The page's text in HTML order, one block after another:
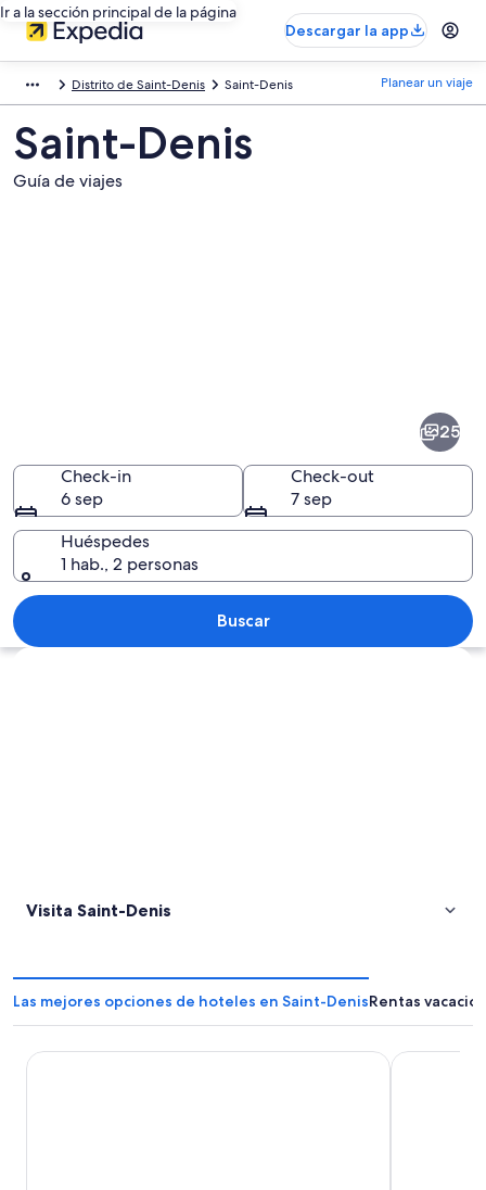
Ir a la sección principal de la página
Descargar la app
Distrito de Saint-Denis Saint-Denis Planear un viaje
Saint-Denis
Guía de viajes
Un paisaje urbano costero con un
25
Check-in
6 sep
Check-out
7 sep
Huéspedes
1 hab., 2 personas
Buscar
Explorar mapa
Visita Saint-Denis
Las mejores opciones de hoteles en Saint-DenisRentas
Hôtel Exsel Créolia Radisson